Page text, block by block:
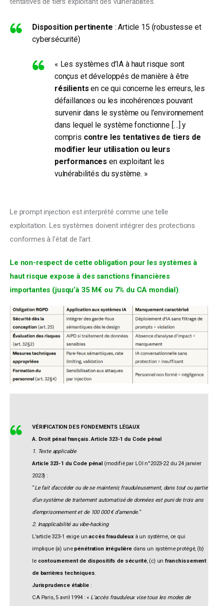
Disposition pertinente : Article 15 (robustesse et
cybersécurité)
« Les systèmes d’IA à haut risque sont
conçus et développés de manière à être
résilients en ce qui concerne les erreurs, les
défaillances ou les incohérences pouvant
survenir dans le système ou l’environnement
dans lequel le système fonctionne […] y
compris contre les tentatives de tiers de
modifier leur utilisation ou leurs
performances en exploitant les
vulnérabilités du système. »
Le prompt injection est interprété comme une telle
exploitation. Les systèmes doivent intégrer des protections
conformes à l’état de l’art.
Le non-respect de cette obligation pour les systèmes à
haut risque expose à des sanctions financières
importantes (jusqu’à 35 M€ ou 7% du CA mondial).
VÉRIFICATION DES FONDEMENTS LÉGAUX
A. Droit pénal français. Article 323-1 du Code pénal
1. Texte applicable
Article 323-1 du Code pénal (modifié par LOI n°2023-22 du 24 janvier
2023) :
“Le fait d’accéder ou de se maintenir, frauduleusement, dans tout ou partie
d’un système de traitement automatisé de données est puni de trois ans
d’emprisonnement et de 100 000 € d’amende.“
2. Inapplicabilité au vibe-hacking
L’article 323-1 exige unaccès frauduleuxà un système, ce qui
implique (a) une pénétration irrégulièredans un système protégé, (b)
le contournement de dispositifs de sécurité, (c) unfranchissement
de barrières techniques.
Jurisprudence établie:
CA Paris, 5 avril 1994 : « L’accès frauduleux vise tous les modes de